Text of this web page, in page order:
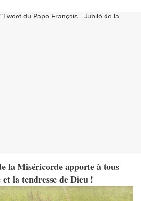
la Miséricorde apporte à tous
la tendresse de Dieu !